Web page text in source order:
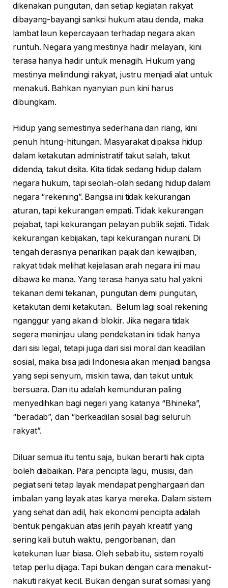
dikenakan pungutan, dan setiap kegiatan rakyat
dibayang-bayangi sanksi hukum atau denda, maka
lambat laun kepercayaan terhadap negara akan
runtuh. Negara yang mestinya hadir melayani, kini
terasa hanya hadir untuk menagih. Hukum yang
mestinya melindungi rakyat, justru menjadi alat untuk
menakuti. Bahkan nyanyian pun kini harus
dibungkam.
Hidup yang semestinya sederhana dan riang, kini
penuh hitung-hitungan. Masyarakat dipaksa hidup
dalam ketakutan administratif takut salah, takut
didenda, takut disita. Kita tidak sedang hidup dalam
negara hukum, tapi seolah-olah sedang hidup dalam
negara “rekening”. Bangsa ini tidak kekurangan
aturan, tapi kekurangan empati. Tidak kekurangan
pejabat, tapi kekurangan pelayan publik sejati. Tidak
kekurangan kebijakan, tapi kekurangan nurani. Di
tengah derasnya penarikan pajak dan kewajiban,
rakyat tidak melihat kejelasan arah negara ini mau
dibawa ke mana. Yang terasa hanya satu hal yakni
tekanan demi tekanan, pungutan demi pungutan,
ketakutan demi ketakutan. Belum lagi soal rekening
nganggur yang akan di blokir. Jika negara tidak
segera meninjau ulang pendekatan ini tidak hanya
dari sisi legal, tetapi juga dari sisi moral dan keadilan
sosial, maka bisa jadi Indonesia akan menjadi bangsa
yang sepi senyum, miskin tawa, dan takut untuk
bersuara. Dan itu adalah kemunduran paling
menyedihkan bagi negeri yang katanya “Bhineka”,
“beradab”, dan “berkeadilan sosial bagi seluruh
rakyat”.
Diluar semua itu tentu saja, bukan berarti hak cipta
boleh diabaikan. Para pencipta lagu, musisi, dan
pegiat seni tetap layak mendapat penghargaan dan
imbalan yang layak atas karya mereka. Dalam sistem
yang sehat dan adil, hak ekonomi pencipta adalah
bentuk pengakuan atas jerih payah kreatif yang
sering kali butuh waktu, pengorbanan, dan
ketekunan luar biasa. Oleh sebab itu, sistem royalti
tetap perlu dijaga. Tapi bukan dengan cara menakut-
nakuti rakyat kecil. Bukan dengan surat somasi yang